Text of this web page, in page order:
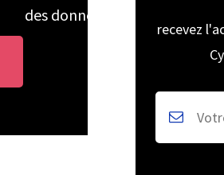
des données
recevez